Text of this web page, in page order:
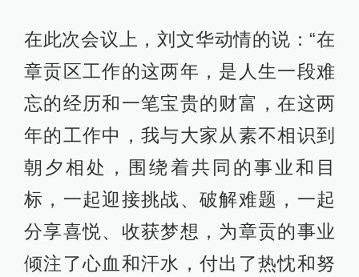
在此次会议上，刘文华动情的说：“在
章贡区工作的这两年，是人生一段难
忘的经历和一笔宝贵的财富，在这两
年的工作中，我与大家从素不相识到
朝夕相处，围绕着共同的事业和目
标，一起迎接挑战、破解难题，一起
分享喜悦、收获梦想，为章贡的事业
倾注了心血和汗水，付出了热忱和努